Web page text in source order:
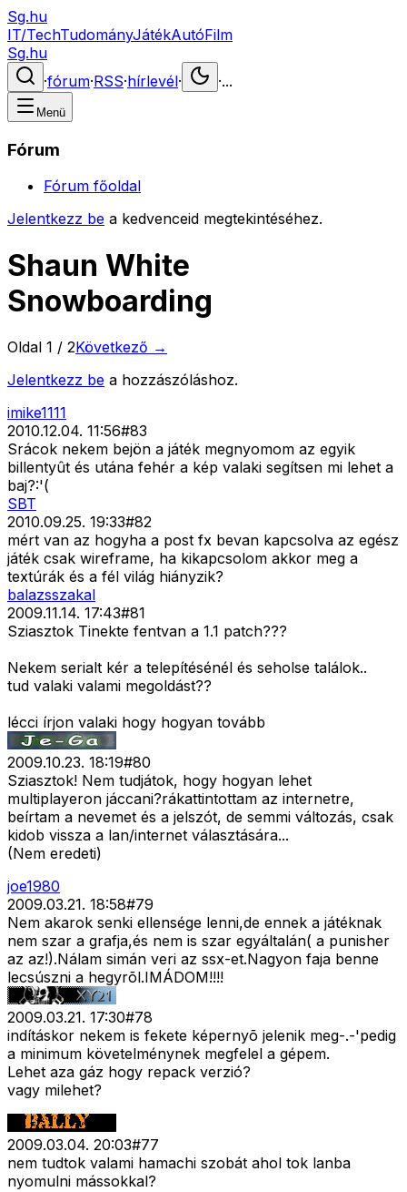
Sg.hu
IT/TechTudományJátékAutóFilm
Sg.hu
·fórum·RSS·hírlevél· ·...
Menü
Fórum
Fórum főoldal
Jelentkezz be a kedvenceid megtekintéséhez.
Shaun White
Snowboarding
Oldal 1 / 2Következő →
Jelentkezz be a hozzászóláshoz.
imike1111
2010.12.04. 11:56#83
Srácok nekem bejön a játék megnyomom az egyik
billentyût és utána fehér a kép valaki segítsen mi lehet a
baj?:'(
SBT
2010.09.25. 19:33#82
mért van az hogyha a post fx bevan kapcsolva az egész
játék csak wireframe, ha kikapcsolom akkor meg a
textúrák és a fél világ hiányzik?
balazsszakal
2009.11.14. 17:43#81
Sziasztok Tinekte fentvan a 1.1 patch???
Nekem serialt kér a telepítésénél és seholse találok..
tud valaki valami megoldást??
lécci írjon valaki hogy hogyan tovább
2009.10.23. 18:19#80
Sziasztok! Nem tudjátok, hogy hogyan lehet
multiplayeron jáccani?rákattintottam az internetre,
beírtam a nevemet és a jelszót, de semmi változás, csak
kidob vissza a lan/internet választására...
(Nem eredeti)
joe1980
2009.03.21. 18:58#79
Nem akarok senki ellensége lenni,de ennek a játéknak
nem szar a grafja,és nem is szar egyáltalán( a punisher
az az!).Nálam simán veri az ssx-et.Nagyon faja benne
lecsúszni a hegyrõl.IMÁDOM!!!!
2009.03.21. 17:30#78
indításkor nekem is fekete képernyõ jelenik meg-.-'pedig
a minimum követelménynek megfelel a gépem.
Lehet aza gáz hogy repack verzió?
vagy milehet?
2009.03.04. 20:03#77
nem tudtok valami hamachi szobát ahol tok lanba
nyomulni mássokkal?